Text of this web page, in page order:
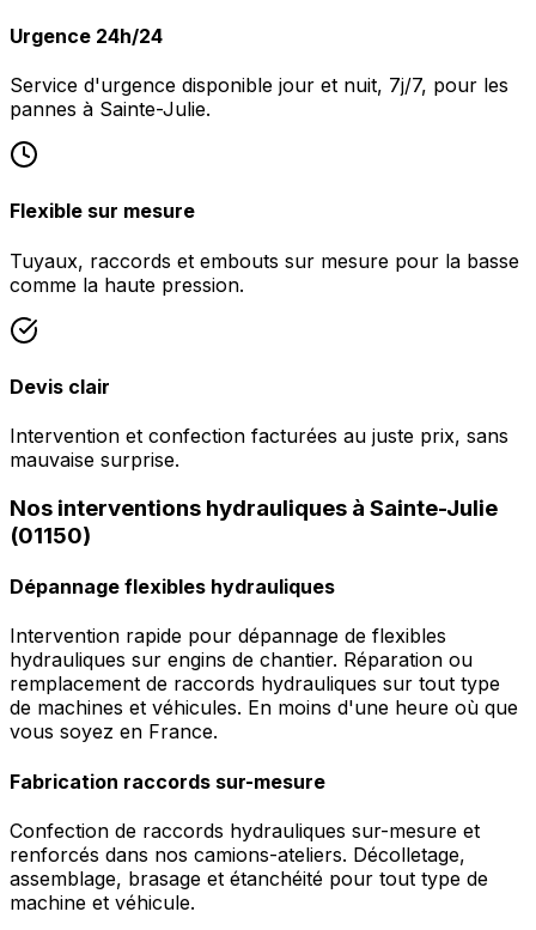
Urgence 24h/24
Service d'urgence disponible jour et nuit, 7j/7, pour les
pannes à Sainte-Julie.
Flexible sur mesure
Tuyaux, raccords et embouts sur mesure pour la basse
comme la haute pression.
Devis clair
Intervention et confection facturées au juste prix, sans
mauvaise surprise.
Nos interventions hydrauliques à Sainte-Julie
(01150)
Dépannage flexibles hydrauliques
Intervention rapide pour dépannage de flexibles
hydrauliques sur engins de chantier. Réparation ou
remplacement de raccords hydrauliques sur tout type
de machines et véhicules. En moins d'une heure où que
vous soyez en France.
Fabrication raccords sur-mesure
Confection de raccords hydrauliques sur-mesure et
renforcés dans nos camions-ateliers. Décolletage,
assemblage, brasage et étanchéité pour tout type de
machine et véhicule.